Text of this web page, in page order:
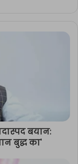
बयान:
बुद्ध का'